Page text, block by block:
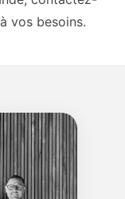
vos besoins.